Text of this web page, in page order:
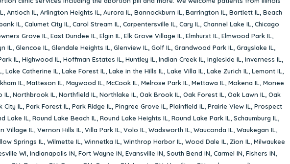
, Antioch IL, Arlington Heights IL, Aurora IL, Bannockburn IL, Barrington IL, Bartlett IL, Beach
IL, Calumet City IL, Carol Stream IL, Carpentersville IL, Cary IL, Channel Lake IL, Chicago
Grove IL, East Dundee IL, Elgin IL, Elk Grove Village IL, Elmhurst IL, Elmwood Park IL,
IL, Glencoe IL, Glendale Heights IL, Glenview IL, Golf IL, Grandwood Park IL, Grayslake IL,
IL, Highwood IL, Hoffman Estates IL, Huntley IL, Indian Creek IL, Ingleside IL, Inverness IL,
, Lake Catherine IL, Lake Forest IL, Lake in the Hills IL, Lake Villa IL, Lake Zurich IL, Lemont IL,
IL, Matteson IL, Maywood IL, McCook IL, Melrose Park IL, Mettawa IL, Mokena IL, Monee
IL, Northbrook IL, Northfield IL, Northlake IL, Oak Brook IL, Oak Forest IL, Oak Lawn IL, Oak
City IL, Park Forest IL, Park Ridge IL, Pingree Grove IL, Plainfield IL, Prairie View IL, Prospect
Lake IL, Round Lake Beach IL, Round Lake Heights IL, Round Lake Park IL, Schaumburg IL,
Village IL, Vernon Hills IL, Villa Park IL, Volo IL, Wadsworth IL, Wauconda IL, Waukegan IL,
Springs IL, Wilmette IL, Winnetka IL, Winthrop Harbor IL, Wood Dale IL, Zion IL, Milwaukee
WI, Indianapolis IN, Fort Wayne IN, Evansville IN, South Bend IN, Carmel IN, Fishers IN,